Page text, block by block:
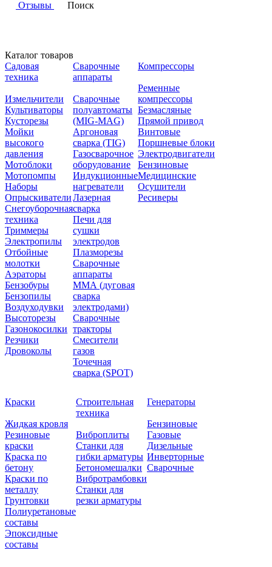
Отзывы
Поиск
Каталог товаров
Садовая
техника
Измельчители
Культиваторы
Кусторезы
Мойки
высокого
давления
Мотоблоки
Мотопомпы
Наборы
Опрыскиватели
Снегоуборочная
техника
Триммеры
Электропилы
Отбойные
молотки
Аэраторы
Бензобуры
Бензопилы
Воздуходувки
Высоторезы
Газонокосилки
Резчики
Дровоколы
Сварочные
аппараты
Сварочные
полуавтоматы
(MIG-MAG)
Аргоновая
сварка (TIG)
Газосварочное
оборудование
Индукционные
нагреватели
Лазерная
сварка
Печи для
сушки
электродов
Плазморезы
Сварочные
аппараты
ММА (дуговая
сварка
электродами)
Сварочные
тракторы
Смесители
газов
Точечная
сварка (SPOT)
Компрессоры
Ременные
компрессоры
Безмасляные
Прямой привод
Винтовые
Поршневые блоки
Электродвигатели
Бензиновые
Медицинские
Осушители
Ресиверы
Краски
Жидкая кровля
Резиновые
краски
Краска по
бетону
Краски по
металлу
Грунтовки
Полиуретановые
составы
Эпоксидные
составы
Строительная
техника
Виброплиты
Станки для
гибки арматуры
Бетономешалки
Вибротрамбовки
Станки для
резки арматуры
Генераторы
Бензиновые
Газовые
Дизельные
Инверторные
Сварочные